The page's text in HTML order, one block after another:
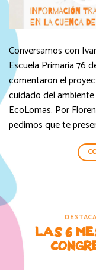
Conversamos con
Escuela Primaria 76
comentaron el
cuidado del
EcoLomas. Por
pedimos que te
LAS 6